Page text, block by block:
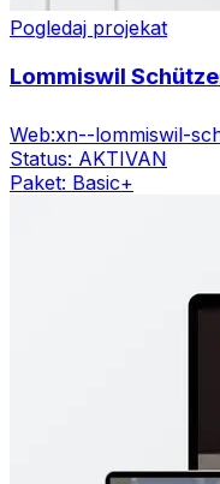
Pogledaj projekat
Lommiswil
Web:xn--lommiswil-
Status: AKTIVAN
Paket: Basic+